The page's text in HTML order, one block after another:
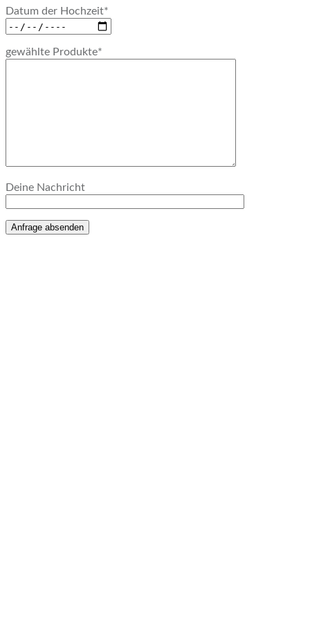
Datum der Hochzeit*
gewählte Produkte*
Deine Nachricht
Anfrage absenden